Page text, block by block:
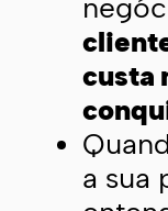
custa
a sua